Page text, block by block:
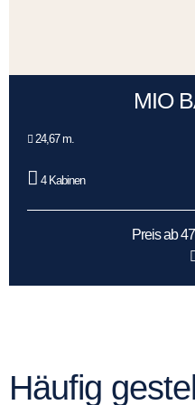
MIO
24,67 m.
4 Kabinen
Preis ab
Häufig